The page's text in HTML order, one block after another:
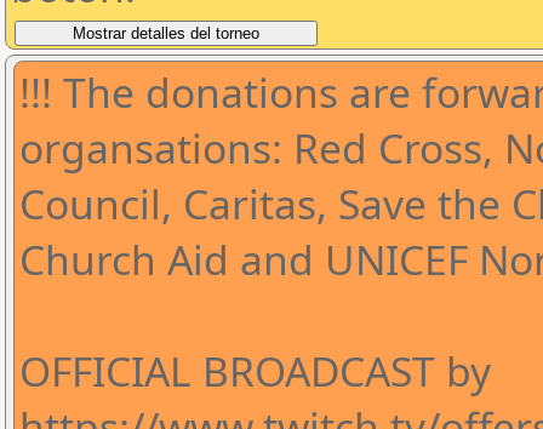
!!! The donations are
organsations: Red Cross,
Council, Caritas, Save the
Church Aid and UNICEF
OFFICIAL BROADCAST by